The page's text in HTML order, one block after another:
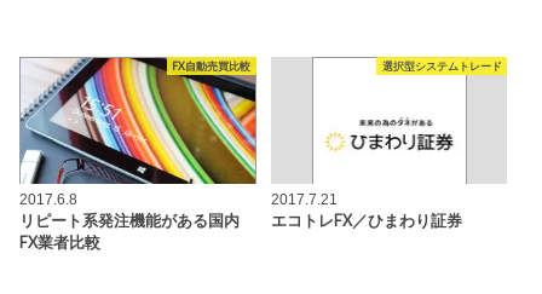
FX自動売買比較
2017.6.8
リピート系発注機能がある国内
FX業者比較
選択型システムトレード
2017.7.21
エコトレFX／ひまわり証券